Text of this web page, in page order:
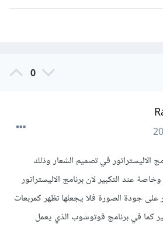
0
الاليستراتور في تصميم الشعار وذلك
عند التكبير لان برنامج الاليستراتور
على جودة الصورة فلا يجعلها تظهر كمربعات
كما في برنامج فوتوشوب الذي يعمل